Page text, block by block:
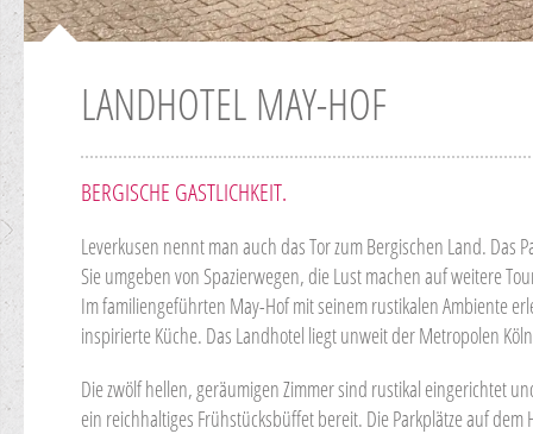
LANDHOTEL MAY-HOF
BERGISCHE GASTLICHKEIT.
Leverkusen nennt man auch das Tor zum Bergischen Land.
Sie umgeben von Spazierwegen, die Lust machen auf weitere
Im familiengeführten May-Hof mit seinem rustikalen Ambiente
inspirierte Küche. Das Landhotel liegt unweit der Metropolen
Die zwölf hellen, geräumigen Zimmer sind rustikal eingerichtet
ein reichhaltiges Frühstücksbüffet bereit. Die Parkplätze auf dem